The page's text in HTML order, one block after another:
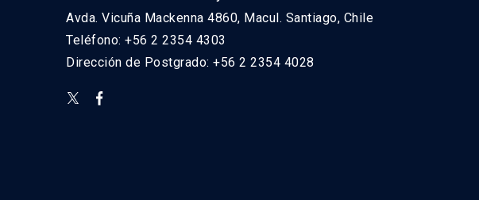
Avda. Vicuña Mackenna 4860, Macul. Santiago, Chile
Teléfono: +56 2 2354 4303
Dirección de Postgrado: +56 2 2354 4028